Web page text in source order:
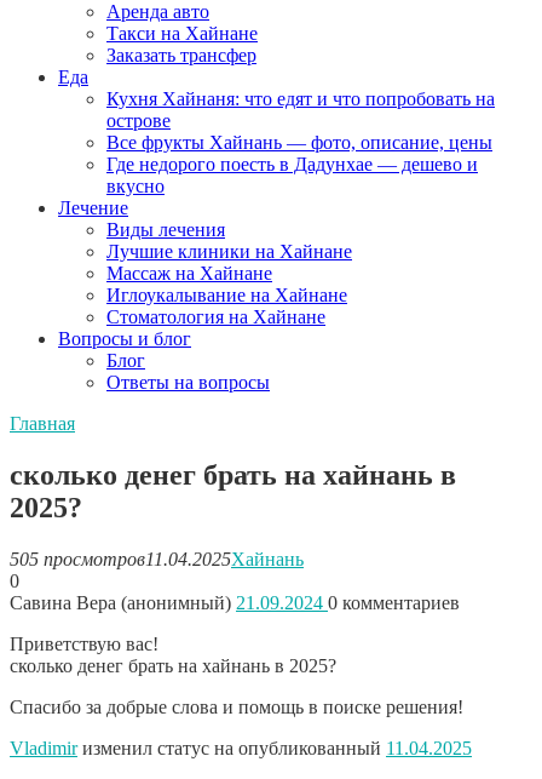
Аренда авто
Такси на Хайнане
Заказать трансфер
Еда
Кухня Хайнаня: что едят и что попробовать на
острове
Все фрукты Хайнань — фото, описание, цены
Где недорого поесть в Дадунхае — дешево и
вкусно
Лечение
Виды лечения
Лучшие клиники на Хайнане
Массаж на Хайнане
Иглоукалывание на Хайнане
Стоматология на Хайнане
Вопросы и блог
Блог
Ответы на вопросы
Главная
сколько денег брать на хайнань в
2025?
505 просмотров11.04.2025Хайнань
0
Савина Вера (анонимный) 21.09.2024 0 комментариев
Приветствую вас!
сколько денег брать на хайнань в 2025?
Спасибо за добрые слова и помощь в поиске решения!
Vladimirизменил статус на опубликованный 11.04.2025